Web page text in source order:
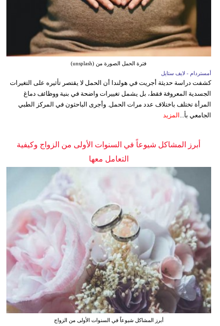
فترة الحمل الصورة من (unsplash)
أمستردام - لايف ستايل
كشفت دراسة حديثة أجريت في هولندا أن الحمل لا يقتصر تأثيره على التغيرات
الجسدية المعروفة فقط، بل يشمل تغييرات واضحة في بنية ووظائف دماغ
المرأة تختلف باختلاف عدد مرات الحمل. وأجرى الباحثون في المركز الطبي
الجامعي بأ... المزيد
أبرز المشاكل شيوعاً في السنوات الأولى من الزواج وكيفية
التعامل معها
أبرز المشاكل شيوعاً في السنوات الأولى من الزواج